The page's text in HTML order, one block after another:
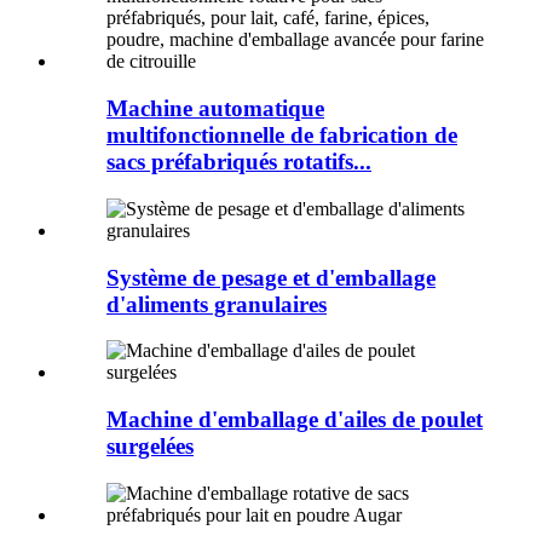
Machine automatique
multifonctionnelle de fabrication de
sacs préfabriqués rotatifs...
Système de pesage et d'emballage
d'aliments granulaires
Machine d'emballage d'ailes de poulet
surgelées